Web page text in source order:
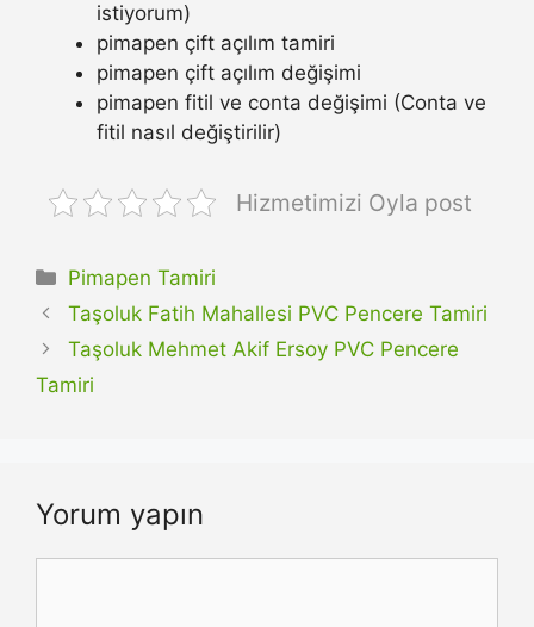
istiyorum)
pimapen çift açılım tamiri
pimapen çift açılım değişimi
pimapen fitil ve conta değişimi (Conta ve
fitil nasıl değiştirilir)
Hizmetimizi Oyla post
Kategoriler
Pimapen Tamiri
Taşoluk Fatih Mahallesi PVC Pencere Tamiri
Taşoluk Mehmet Akif Ersoy PVC Pencere
Tamiri
Yorum yapın